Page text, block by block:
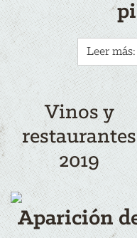
Leer
Vinos y
restaurantes
2019
Aparición